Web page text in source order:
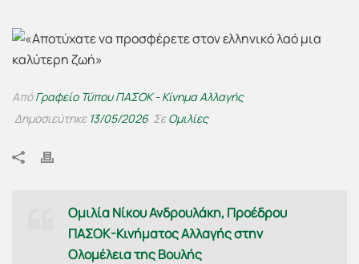
ΑπόΓραφείο Τύπου ΠΑΣΟΚ - Κίνημα Αλλαγής
Δημοσιεύτηκε 13/05/2026 ΣεΟμιλίες
Ομιλία Νίκου Ανδρουλάκη, Προέδρου
ΠΑΣΟΚ-Κινήματος Αλλαγής στην
Ολομέλεια της Βουλής